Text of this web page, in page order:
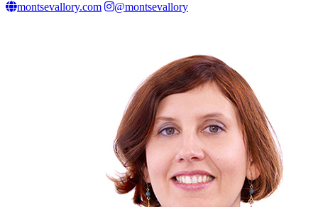
montsevallory.com
@montsevallory